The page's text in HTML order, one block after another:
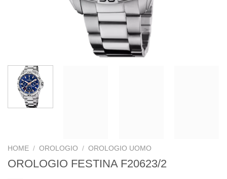
HOME / OROLOGIO / OROLOGIO UOMO
OROLOGIO FESTINA F20623/2